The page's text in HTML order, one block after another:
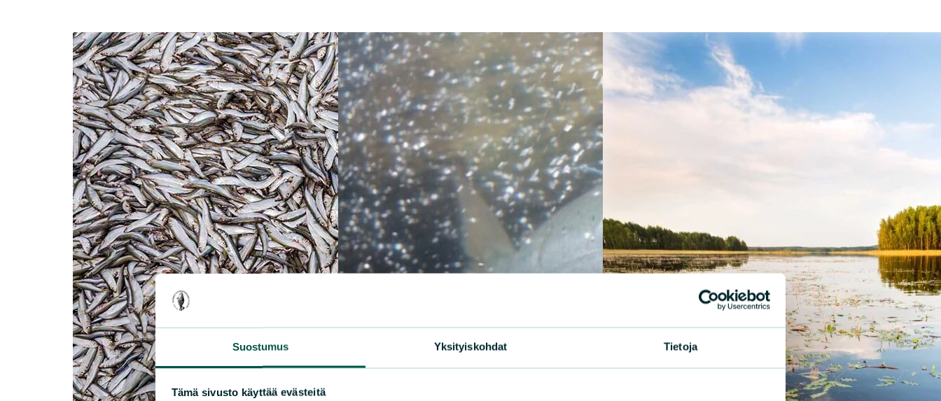
Suostumus Yksityiskohdat Tietoja
Tämä sivusto käyttää evästeitä